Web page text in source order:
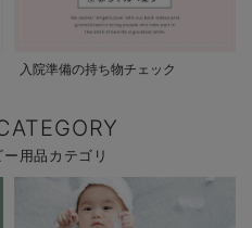
入院準備の持ち物チェック
用品カテゴリ